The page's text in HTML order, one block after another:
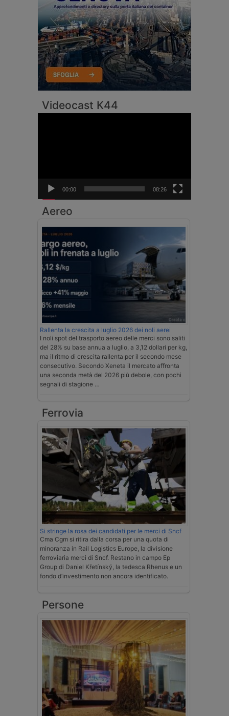
Videocast K44
00:00 08:26
Aereo
Rallenta la crescita a luglio 2026 dei noli aerei
I noli spot del trasporto aereo delle merci sono saliti
del 28% su base annua a luglio, a 3,12 dollari per kg,
ma il ritmo di crescita rallenta per il secondo mese
consecutivo. Secondo Xeneta il mercato affronta
una seconda metà del 2026 più debole, con pochi
segnali di stagione …
Ferrovia
Si stringe la rosa dei candidati per le merci di Sncf
Cma Cgm si ritira dalla corsa per una quota di
minoranza in Rail Logistics Europe, la divisione
ferroviaria merci di Sncf. Restano in campo Ep
Group di Daniel Křetínský, la tedesca Rhenus e un
fondo d’investimento non ancora identificato.
Persone